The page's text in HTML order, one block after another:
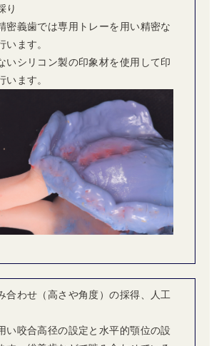
り
密義歯では専用トレーを用い精密な
います。
いシリコン製の印象材を使用して印
います。
合わせ（高さや角度）の採得、人工
い咬合高径の設定と水平的顎位の設